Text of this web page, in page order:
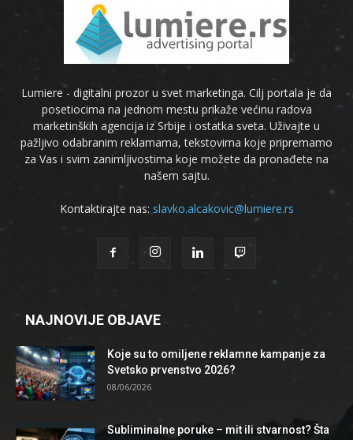
Lumiere - digitalni prozor u svet marketinga. Cilj portala je da
posetiocima na jednom mestu prikaže većinu radova
marketinških agencija iz Srbije i ostatka sveta. Uživajte u
pažljivo odabranim reklamama, tekstovima koje pripremamo
za Vas i svim zanimljivostima koje možete da pronađete na
našem sajtu.
Kontaktirajte nas: slavko.alcakovic@lumiere.rs
NAJNOVIJE OBJAVE
Koje su to omiljene reklamne kampanje za
Svetsko prvenstvo 2026?
08/06/2026
Subliminalne poruke – mit ili stvarnost? Šta